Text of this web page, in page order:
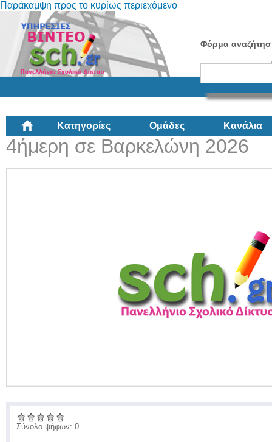
Παράκαμψη προς το κυρίως περιεχόμενο
Φόρμα
Κατηγορίες Ομάδες Κανάλια
4ήμερη σε Βαρκελώνη 2026
Σύνολο ψήφων: 0